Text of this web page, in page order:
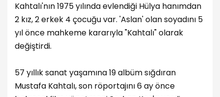
Kahtalı'nın 1975 yılında evlendiği Hülya hanımdan
2 kız, 2 erkek 4 çocuğu var. 'Aslan' olan soyadını 5
yıl önce mahkeme kararıyla "Kahtalı" olarak
değiştirdi.
57 yıllık sanat yaşamına 19 albüm sığdıran
Mustafa Kahtalı, son röportajını 6 ay önce